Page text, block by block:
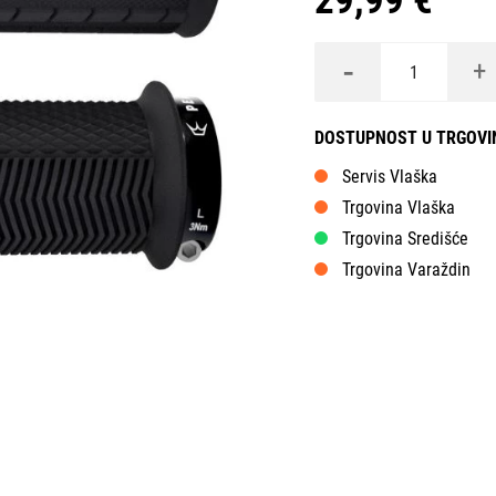
- +
DOSTUPNOST U
Servis Vlaška
Trgovina Vlaška
Trgovina Središće
Trgovina Varaždin